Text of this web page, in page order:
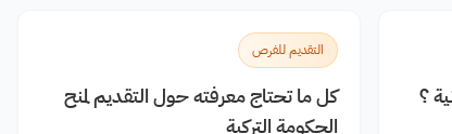
؟
التقديم للفرص
كل ما تحتاج معرفته حول التقديم لمنح
الحكومة التركية